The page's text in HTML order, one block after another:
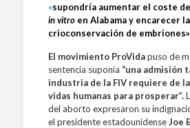
«supondría aumentar el coste
in vitro en Alabama y encarecer la
crioconservación de embriones»
El movimiento ProVidapuso de
sentencia suponía “una admisión
industria de la FIV requiere de
vidas humanas para prosperar”.
del aborto expresaron su
el presidente estadounidenseJoe